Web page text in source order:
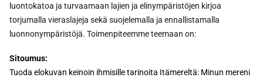
luontokatoa ja turvaamaan lajien ja elinympäristöjen kirjoa
torjumalla vieraslajeja sekä suojelemalla ja ennallistamalla
luonnonympäristöjä. Toimenpiteemme teemaan on:
Sitoumus:
Tuoda elokuvan keinoin ihmisille tarinoita Itämereltä: Minun mereni